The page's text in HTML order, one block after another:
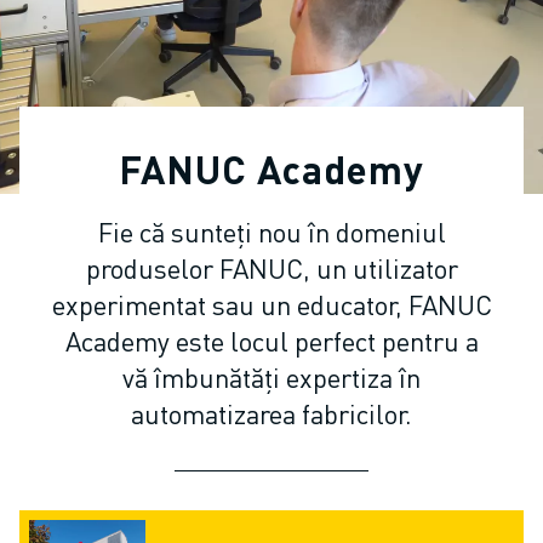
ROBOȚI COLABORATIVI
GAMA ROBOȚI
CONTROLERE ROBOȚI
ACCESORII ROBOȚI
SOFWARE ROBOȚI
SOFTWARE DE SIMULARE
AUTOMATIZAREA ROBOTICĂ
ROBOȚI SUDARE CU ARC ELECTRIC
ROBOȚI ARTICULAȚI
SERIA ARC MATE
ROBOȚI INDUSTRIE ALIMENTARĂ ȘI CLEANROOM
ROBOȚI SCARA
FANUC Academy
Fie că sunteți nou în domeniul
produselor FANUC, un utilizator
experimentat sau un educator, FANUC
Academy este locul perfect pentru a
vă îmbunătăți expertiza în
automatizarea fabricilor.